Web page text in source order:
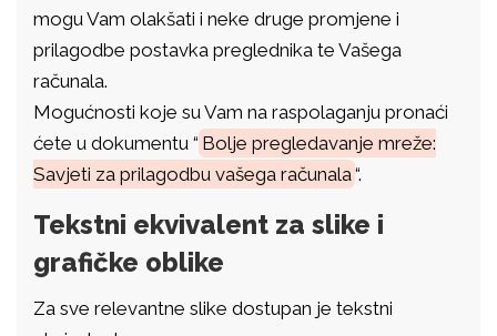
mogu Vam olakšati i neke druge promjene i
prilagodbe postavka preglednika te Vašega
računala.
Mogućnosti koje su Vam na raspolaganju pronaći
ćete u dokumentu “ Bolje pregledavanje mreže:
Savjeti za prilagodbu vašega računala“.
Tekstni ekvivalent za slike i
grafičke oblike
Za sve relevantne slike dostupan je tekstni